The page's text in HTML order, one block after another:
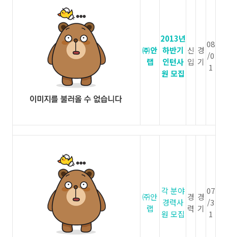
㈜안
랩
2013년
하반기
인턴사
원 모집
신
입
경
기
08
/0
1
㈜안
랩
각 분야
경력사
원 모집
경
력
경
기
07
/3
1